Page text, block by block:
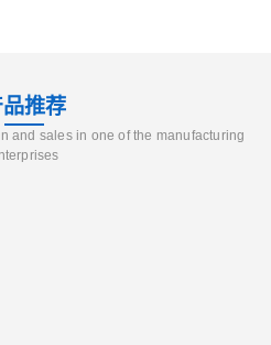
品推荐
and sales in one of the manufacturing